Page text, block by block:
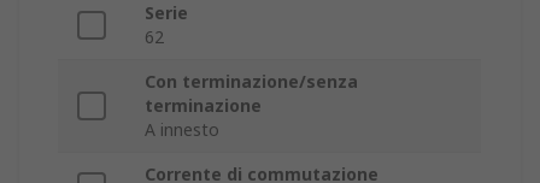
Serie
62
Con terminazione/senza
terminazione
A innesto
Corrente di commutazione